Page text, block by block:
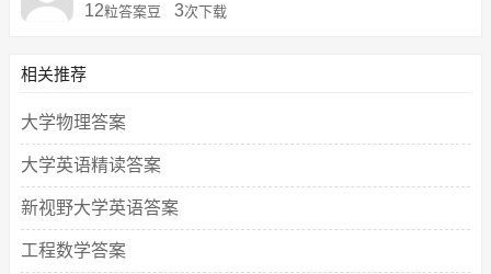
12粒答案豆 3次下载
相关推荐
大学物理答案
大学英语精读答案
新视野大学英语答案
工程数学答案